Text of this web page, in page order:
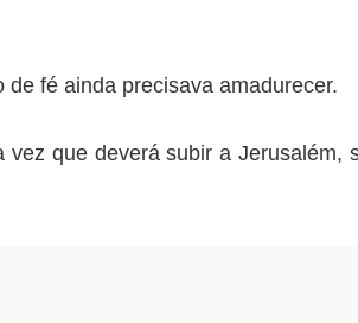
fé ainda precisava amadurecer.
que deverá subir a Jerusalém,